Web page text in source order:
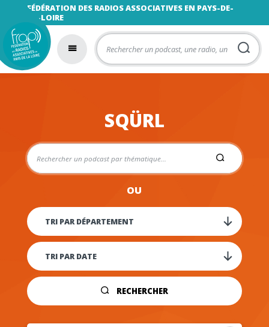
FÉDÉRATION DES RADIOS ASSOCIATIVES EN PAYS-DE-
LA-LOIRE
SQÜRL
OU
RECHERCHER